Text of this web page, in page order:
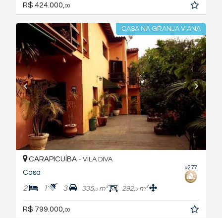
R$ 424.000, 00
CASA NA GRANJA VIANA
#277
CARAPICUÍBA - VILA DIVA
Casa
2 1 3 335,0m² 292,0m²
R$ 799.000,00